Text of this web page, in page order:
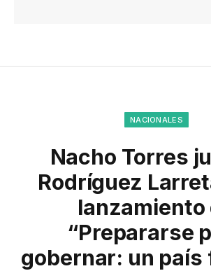
NACIONALES
Nacho Torres
Rodríguez
lanzamiento
“Prepararse
gobernar: un país